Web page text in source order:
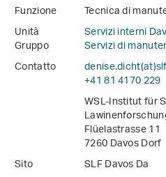
Funzione
Tecnica di
Unità
Servizi interni
Gruppo
Servizi di
Contatto
denise.dicht(at)slf
+41 81 4170 229
WSL-Institut für
Flüelastrasse 11
7260 Davos Dorf
Sito
SLF Davos Da